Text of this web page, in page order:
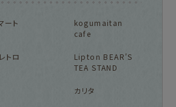
ート
kogumaitan
cafe
トロ
Lipton BEAR'S
TEA STAND
カリタ